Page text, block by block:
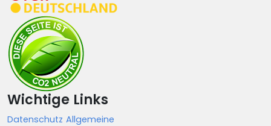
Wichtige Links
DatenschutzAllgemeine